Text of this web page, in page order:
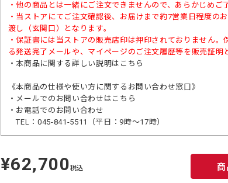
・他の商品とは一緒にご注文できませんので、あらかじめご
・当ストアにてご注文確認後、お届けまで約7営業日程度の
渡し（玄関口）となります。
・保証書には当ストアの販売店印は押印されておりません
る発送完了メールや、マイページのご注文履歴等を販売証明
・本商品に関する詳しい説明は こちら
《本商品の仕様や使い方に関するお問い合わせ窓口》
・メールでのお問い合わせは こちら
・お電話でのお問い合わせ
TEL：045-841-5511（平日：9時～17時）
定
価
¥62,700税込